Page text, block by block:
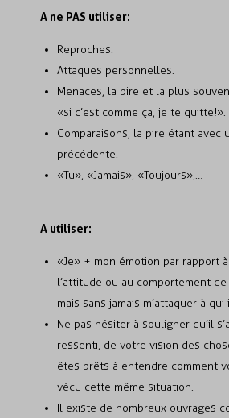
A ne PAS utiliser:
Reproches.
Attaques personnelles.
Menaces, la pire et la plus
«si c’est comme ça, je te quitte!».
Comparaisons, la pire étant avec
précédente.
« Tu », « Jamais », « Toujours »,…
A utiliser:
« Je » + mon émotion par rapport
l’attitude ou au comportement
mais sans jamais m’attaquer à qui
Ne pas hésiter à souligner qu’il
ressenti, de votre vision des
êtes prêts à entendre comment
vécu cette même situation.
Il existe de nombreux ouvrages